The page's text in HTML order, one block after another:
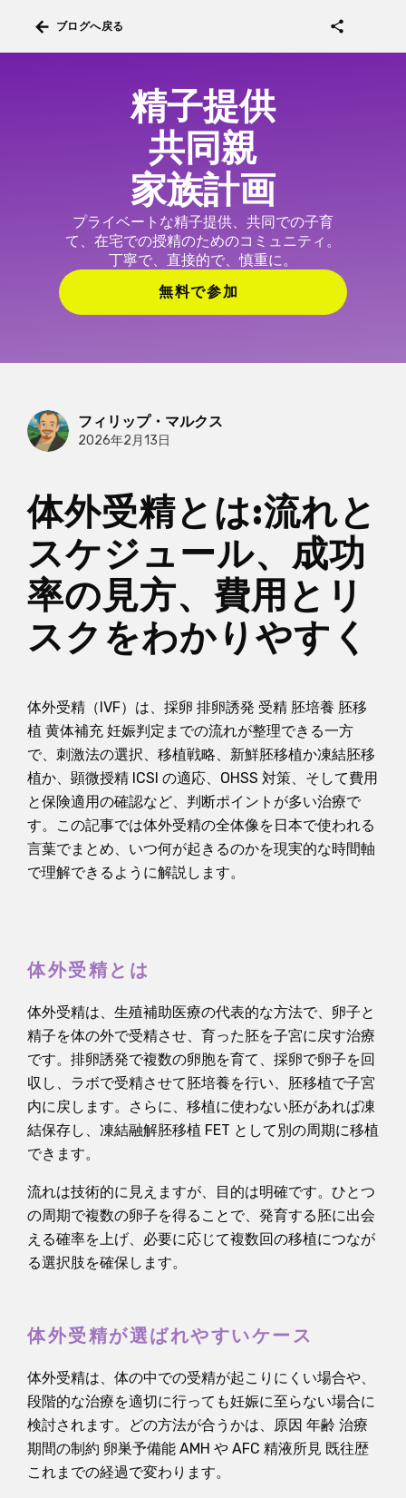
arrow_back ブログへ戻る share
精子提供
共同親
家族計画
プライベートな精子提供、共同での子育
て、在宅での授精のためのコミュニティ。
丁寧で、直接的で、慎重に。
無料で参加
フィリップ・マルクス
2026年2月13日
体外受精とは:流れと
スケジュール、成功
率の見方、費用とリ
スクをわかりやすく
体外受精（IVF）は、採卵 排卵誘発 受精 胚培養 胚移
植 黄体補充 妊娠判定までの流れが整理できる一方
で、刺激法の選択、移植戦略、新鮮胚移植か凍結胚移
植か、顕微授精 ICSI の適応、OHSS 対策、そして費用
と保険適用の確認など、判断ポイントが多い治療で
す。この記事では体外受精の全体像を日本で使われる
言葉でまとめ、いつ何が起きるのかを現実的な時間軸
で理解できるように解説します。
体外受精とは
体外受精は、生殖補助医療の代表的な方法で、卵子と
精子を体の外で受精させ、育った胚を子宮に戻す治療
です。排卵誘発で複数の卵胞を育て、採卵で卵子を回
収し、ラボで受精させて胚培養を行い、胚移植で子宮
内に戻します。さらに、移植に使わない胚があれば凍
結保存し、凍結融解胚移植 FET として別の周期に移植
できます。
流れは技術的に見えますが、目的は明確です。ひとつ
の周期で複数の卵子を得ることで、発育する胚に出会
える確率を上げ、必要に応じて複数回の移植につなが
る選択肢を確保します。
体外受精が選ばれやすいケース
体外受精は、体の中での受精が起こりにくい場合や、
段階的な治療を適切に行っても妊娠に至らない場合に
検討されます。どの方法が合うかは、原因 年齢 治療
期間の制約 卵巣予備能 AMH や AFC 精液所見 既往歴
これまでの経過で変わります。